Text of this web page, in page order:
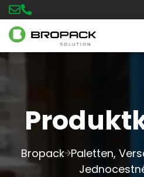
Bropack Paletten,